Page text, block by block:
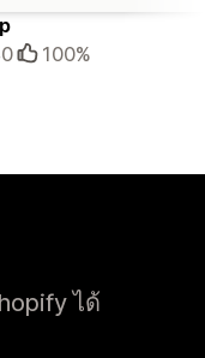
100%
ได้